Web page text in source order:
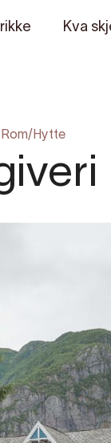
Kva
Rom/Hytte